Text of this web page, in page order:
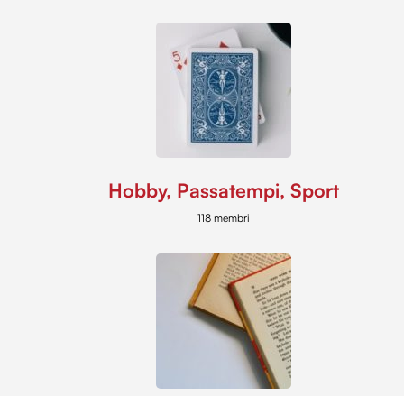
Hobby, Passatempi, Sport
118 membri